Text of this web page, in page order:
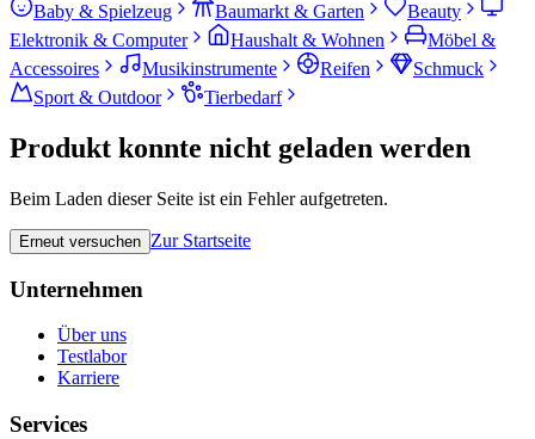
Baby & Spielzeug Baumarkt & Garten
Beauty
Elektronik & Computer
Haushalt & Wohnen
Möbel &
Accessoires
Musikinstrumente Reifen
Schmuck
Sport & Outdoor
Tierbedarf
Produkt konnte nicht geladen werden
Beim Laden dieser Seite ist ein Fehler aufgetreten.
Erneut versuchen Zur Startseite
Unternehmen
Über uns
Testlabor
Karriere
Services